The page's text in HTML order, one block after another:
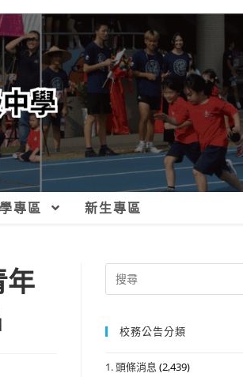
專區 新生專區
年
Search
for:
校務公告分類
1. 頭條消息 (2,439)